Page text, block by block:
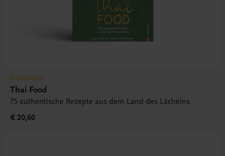
Gastronomie
Thai Food
75 authentische Rezepte aus dem Land des Lächelns
€ 20,60